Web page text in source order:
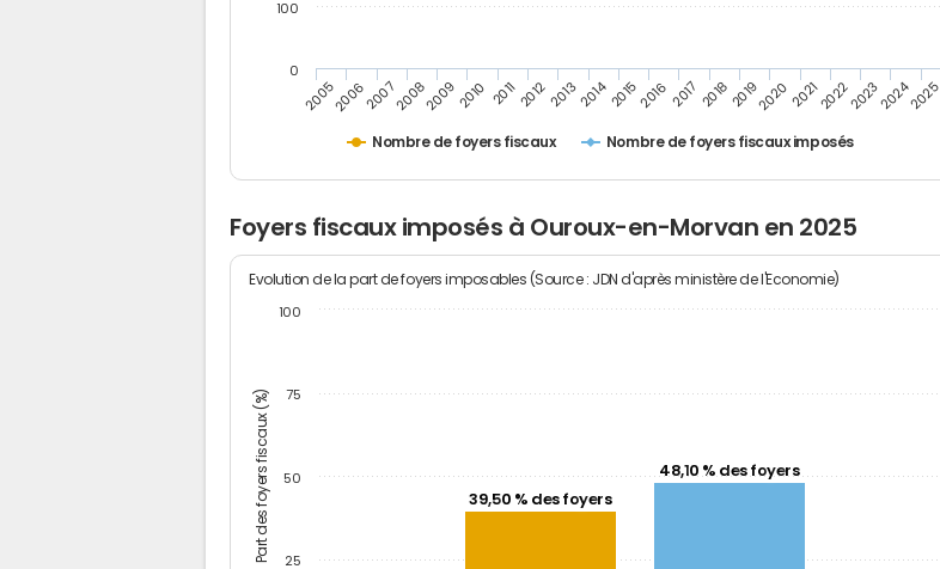
Nombre de foyers fiscaux Nombre de foyers fiscaux imposés
200520062007200820092010 201120122013201420152016 2017 20182019202020212022202320242025
0
100
Foyers fiscaux imposés à Ouroux-en-Morvan en 2025
Part des foyers fiscaux (%)
Evolution de la part de foyers imposables (Source : JDN d'après ministère de l'Economie)
39,50 % des foyers
48,10 % des foyers
25
50
75
100